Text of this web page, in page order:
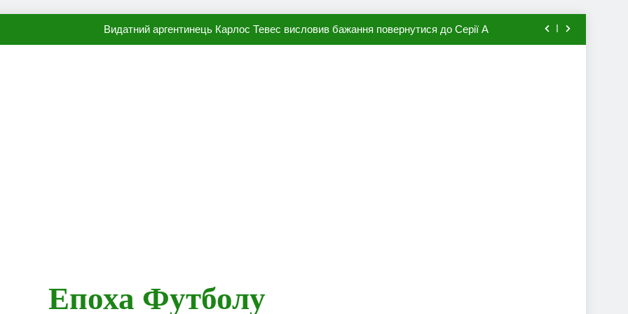
Видатний аргентинець Карлос Тевес висловив бажання повернутися до Серії А
Епоха Футболу